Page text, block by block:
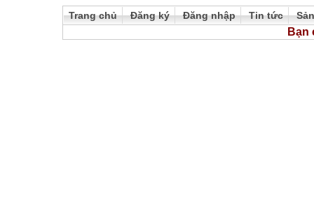
Trang chủ Đăng ký Đăng nhập Tin tức
Bạn